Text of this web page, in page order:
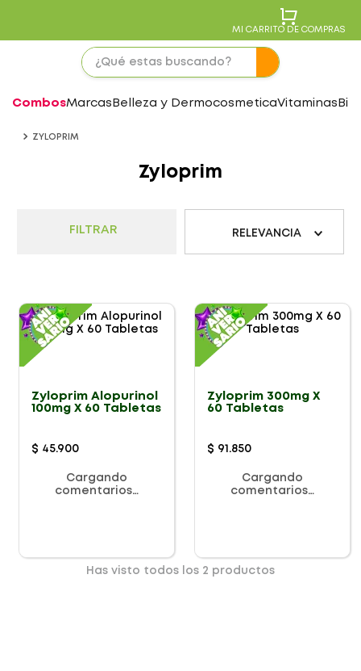
MI CARRITO DE COMPRAS
CombosMarcas Belleza y DermocosmeticaVitaminas
ZYLOPRIM
Zyloprim
FILTRAR RELEVANCIA
Zyloprim Alopurinol
100mg X 60 Tabletas
$ 45.900
Cargando
comentarios…
Zyloprim 300mg X
60 Tabletas
$ 91 .850
Cargando
comentarios…
Has visto todos los 2 productos